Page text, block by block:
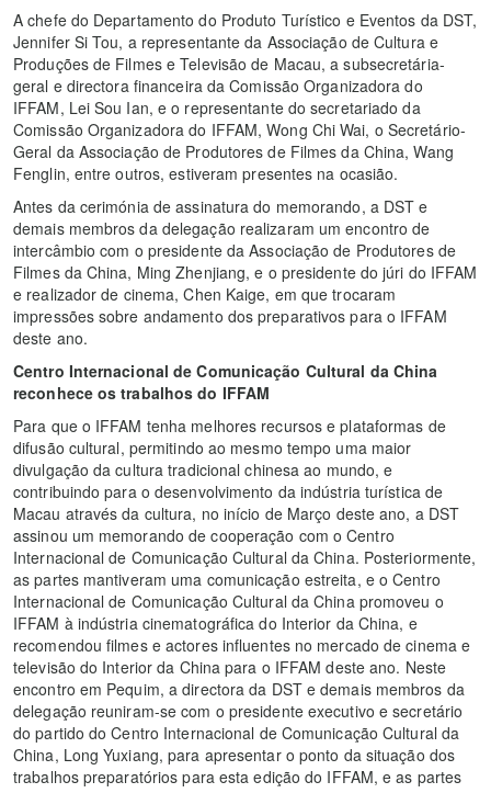
A chefe do Departamento do Produto Turístico e Eventos da DST,
Jennifer Si Tou, a representante da Associação de Cultura e
Produções de Filmes e Televisão de Macau, a subsecretária-
geral e directora financeira da Comissão Organizadora do
IFFAM, Lei Sou Ian, e o representante do secretariado da
Comissão Organizadora do IFFAM, Wong Chi Wai, o Secretário-
Geral da Associação de Produtores de Filmes da China, Wang
Fenglin, entre outros, estiveram presentes na ocasião.
Antes da cerimónia de assinatura do memorando, a DST e
demais membros da delegação realizaram um encontro de
intercâmbio com o presidente da Associação de Produtores de
Filmes da China, Ming Zhenjiang, e o presidente do júri do IFFAM
e realizador de cinema, Chen Kaige, em que trocaram
impressões sobre andamento dos preparativos para o IFFAM
deste ano.
Centro Internacional de Comunicação Cultural da China
reconhece os trabalhos do IFFAM
Para que o IFFAM tenha melhores recursos e plataformas de
difusão cultural, permitindo ao mesmo tempo uma maior
divulgação da cultura tradicional chinesa ao mundo, e
contribuindo para o desenvolvimento da indústria turística de
Macau através da cultura, no início de Março deste ano, a DST
assinou um memorando de cooperação com o Centro
Internacional de Comunicação Cultural da China. Posteriormente,
as partes mantiveram uma comunicação estreita, e o Centro
Internacional de Comunicação Cultural da China promoveu o
IFFAM à indústria cinematográfica do Interior da China, e
recomendou filmes e actores influentes no mercado de cinema e
televisão do Interior da China para o IFFAM deste ano. Neste
encontro em Pequim, a directora da DST e demais membros da
delegação reuniram-se com o presidente executivo e secretário
do partido do Centro Internacional de Comunicação Cultural da
China, Long Yuxiang, para apresentar o ponto da situação dos
trabalhos preparatórios para esta edição do IFFAM, e as partes